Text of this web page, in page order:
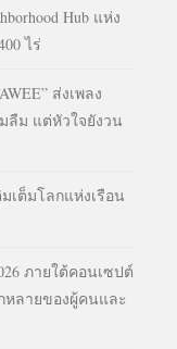
Hub แห่ง
ไร่
ส่งเพลง
ลืม แต่หัวใจยังวน
เต็มโลกแห่งเรือน
ภายใต้คอนเซปต์
หลายของผู้คนและ